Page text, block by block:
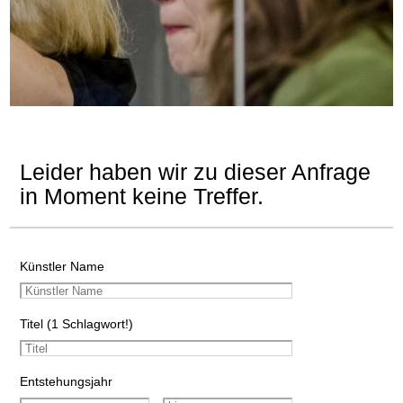
Leider haben wir zu dieser Anfrage
in Moment keine Treffer.
Künstler Name
Titel (1 Schlagwort!)
Entstehungsjahr